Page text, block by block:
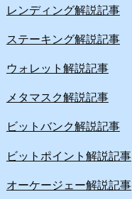
レンディング解説記事
ステーキング解説記事
ウォレット解説記事
メタマスク解説記事
ビットバンク解説記事
ビットポイント解説記事
オーケージェー解説記事